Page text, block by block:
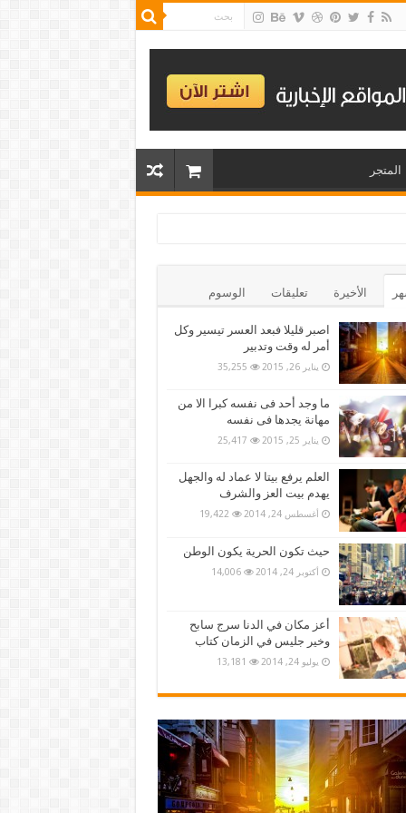
المتجر
الأخيرة تعليقات الوسوم
اصبر قليلا فبعد العسر تيسير وكل
أمر له وقت وتدبير
يناير 26, 2015 35,255
ما وجد أحد فى نفسه كبرا الا من
مهانة يجدها فى نفسه
يناير 25, 2015 25,417
العلم يرفع بيتا لا عماد له والجهل
يهدم بيت العز والشرف
أغسطس 24, 2014 19,422
حيث تكون الحرية يكون الوطن
أكتوبر 24, 2014 14,006
أعز مكان في الدنا سرج سابح
وخير جليس في الزمان كتاب
يوليو 24, 2014 13,181